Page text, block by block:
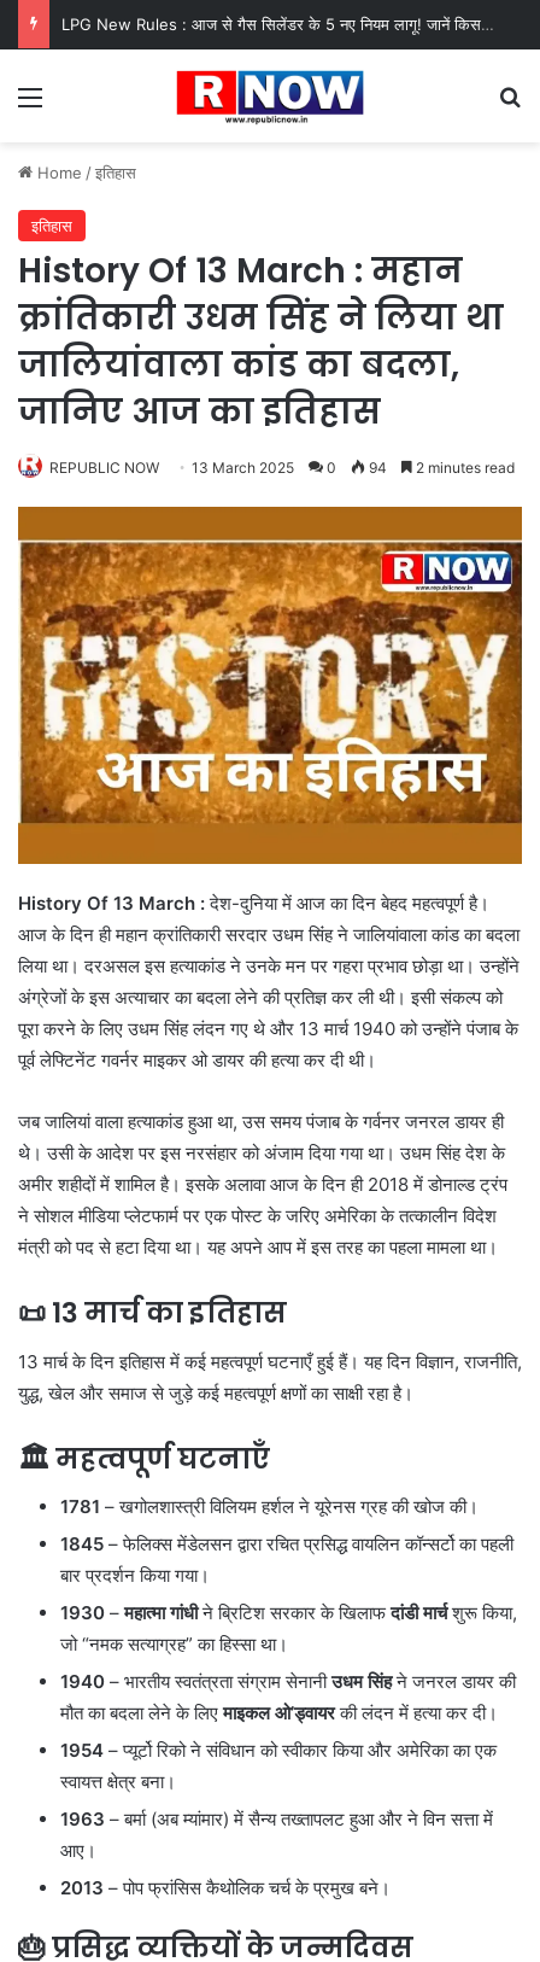
LPG New Rules : आज से गैस सिलेंडर के 5 नए नियम लागू! जानें किसका कटेगा कनेक्शन, कितने दिन बाद होगी बुकिंग?
Menu
Home /इतिहास
इतिहास
History Of 13 March : महान
क्रांतिकारी उधम सिंह ने लिया था
जालियांवाला कांड का बदला,
जानिए आज का इतिहास
REPUBLIC NOW 13 March 2025 0 94 2 minutes read
History Of 13 March :देश-दुनिया में आज का दिन बेहद महत्वपूर्ण है।
आज के दिन ही महान क्रांतिकारी सरदार उधम सिंंह ने जालियांवाला कांड का बदला
लिया था। दरअसल इस हत्याकांड ने उनके मन पर गहरा प्रभाव छोड़ा था। उन्होंने
अंग्रेजों के इस अत्याचार का बदला लेने की प्रतिज्ञ कर ली थी। इसी संकल्प को
पूरा करने के लिए उधम सिंंह लंदन गए थे और 13 मार्च 1940 को उन्होंने पंजाब के
पूर्व लेफ्टिनेंट गवर्नर माइकर ओ डायर की हत्या कर दी थी।
जब जालियां वाला हत्याकांड हुआ था, उस समय पंजाब के गर्वनर जनरल डायर ही
थे। उसी के आदेश पर इस नरसंहार को अंजाम दिया गया था। उधम सिंह देश के
अमीर शहीदों में शामिल है। इसके अलावा आज के दिन ही 2018 में डोनाल्ड ट्रंप
ने सोशल मीडिया प्लेटफार्म पर एक पोस्ट के जरिए अमेरिका के तत्कालीन विदेश
मंत्री को पद से हटा दिया था। यह अपने आप में इस तरह का पहला मामला था।
📜13 मार्च का इतिहास
13 मार्च के दिन इतिहास में कई महत्वपूर्ण घटनाएँ हुई हैं। यह दिन विज्ञान, राजनीति,
युद्ध, खेल और समाज से जुड़े कई महत्वपूर्ण क्षणों का साक्षी रहा है।
🏛️महत्वपूर्ण घटनाएँ
1781 – खगोलशास्त्री विलियम हर्शल ने यूरेनस ग्रह की खोज की।
1845 – फेलिक्स मेंडेलसन द्वारा रचित प्रसिद्ध वायलिन कॉन्सर्टो का पहली
बार प्रदर्शन किया गया।
1930 –महात्मा गांधीने ब्रिटिश सरकार के खिलाफदांडी मार्चशुरू किया,
जो “नमक सत्याग्रह” का हिस्सा था।
1940 – भारतीय स्वतंत्रता संग्राम सेनानीउधम सिंहने जनरल डायर की
मौत का बदला लेने के लिएमाइकल ओ’ड्वायरकी लंदन में हत्या कर दी।
1954 – प्यूर्टो रिको ने संविधान को स्वीकार किया और अमेरिका का एक
स्वायत्त क्षेत्र बना।
1963 – बर्मा (अब म्यांमार) में सैन्य तख्तापलट हुआ और ने विन सत्ता में
आए।
2013 – पोप फ्रांसिस कैथोलिक चर्च के प्रमुख बने।
🎂प्रसिद्ध व्यक्तियों के जन्मदिवस